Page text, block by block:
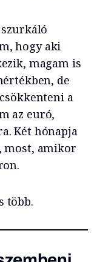
hogy aki
magam is
de
a
az euró,
Két hónapja
most, amikor
több.